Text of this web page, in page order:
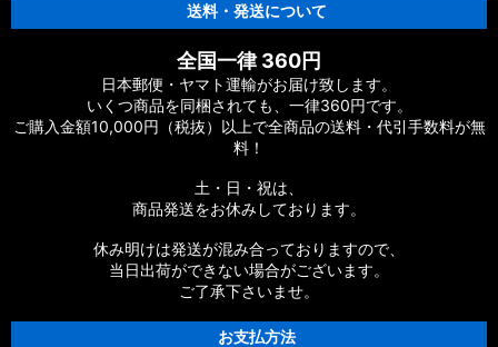
送料・発送について
全国一律 360円
日本郵便・ヤマト運輸がお届け致します。
いくつ商品を同梱されても、一律360円です。
ご購入金額10,000円（税抜）以上で全商品の送料・代引手数料が無
料！
土・日・祝は、
商品発送をお休みしております。
休み明けは発送が混み合っておりますので、
当日出荷ができない場合がございます。
ご了承下さいませ。
お支払方法